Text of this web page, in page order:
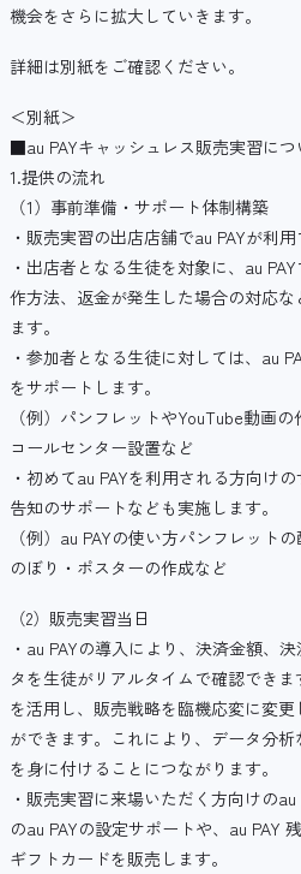
機会をさらに拡大していきます。
詳細は別紙をご確認ください。
＜別紙＞
■au PAYキャッシュレス販売実習につ
1.提供の流れ
（1）事前準備・サポート体制構築
・販売実習の出店店舗でau PAYが利
・出店者となる生徒を対象に、au
作方法、返金が発生した場合の対応
ます。
・参加者となる生徒に対しては、au
をサポートします。
（例）パンフレットやYouTube動画
コールセンター設置など
・初めてau PAYを利用される方向け
告知のサポートなども実施します。
（例）au PAYの使い方パンフレット
のぼり・ポスターの作成など
（2）販売実習当日
・au PAYの導入により、決済金額、
タを生徒がリアルタイムで確認でき
を活用し、販売戦略を臨機応変に変
ができます。これにより、データ分
を身に付けることにつながります。
・販売実習に来場いただく方向けの
のau PAYの設定サポートや、au PAY
ギフトカードを販売します。